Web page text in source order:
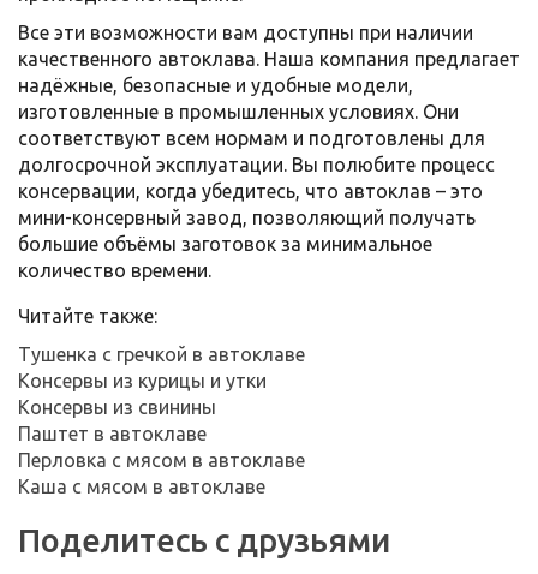
Все эти возможности вам доступны при наличии
качественного автоклава. Наша компания предлагает
надёжные, безопасные и удобные модели,
изготовленные в промышленных условиях. Они
соответствуют всем нормам и подготовлены для
долгосрочной эксплуатации. Вы полюбите процесс
консервации, когда убедитесь, что автоклав – это
мини-консервный завод, позволяющий получать
большие объёмы заготовок за минимальное
количество времени.
Читайте также:
Тушенка с гречкой в автоклаве
Консервы из курицы и утки
Консервы из свинины
Паштет в автоклаве
Перловка с мясом в автоклаве
Каша с мясом в автоклаве
Поделитесь с друзьями